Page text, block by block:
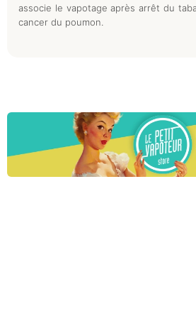
associe le vapotage après arrêt du
cancer du poumon.